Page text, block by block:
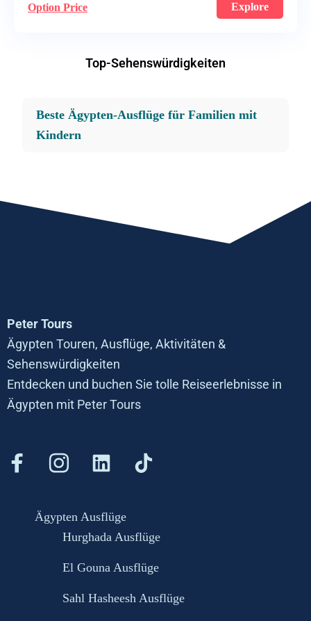
Option Price Explore
Top-Sehenswürdigkeiten
Beste Ägypten-Ausflüge für Familien mit
Kindern
Peter Tours
Ägypten Touren, Ausflüge, Aktivitäten &
Sehenswürdigkeiten
Entdecken und buchen Sie tolle Reiseerlebnisse in
Ägypten mit Peter Tours
Ägypten Ausflüge
Hurghada Ausflüge
El Gouna Ausflüge
Sahl Hasheesh Ausflüge